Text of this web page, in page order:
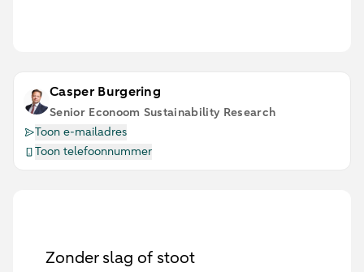
Casper Burgering
Senior Econoom Sustainability Research
Toon e-mailadres
Toon telefoonnummer
Zonder slag of stoot